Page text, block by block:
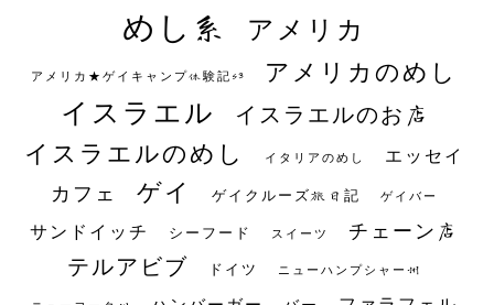
めし系 アメリカ
アメリカ★ゲイキャンプ体験記S3 アメリカのめし
イスラエル イスラエルのお店
イスラエルのめし イタリアのめし エッセイ
カフェ ゲイ ゲイクルーズ旅日記 ゲイバー
サンドイッチ シーフード スイーツ チェーン店
テルアビブ ドイツ ニューハンプシャー州